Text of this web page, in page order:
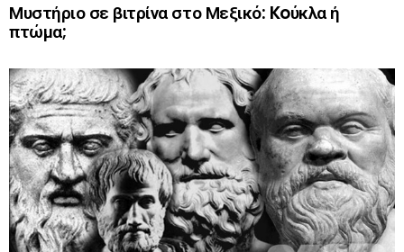
Μυστήριο σε βιτρίνα στο Μεξικό: Koύκλα ή
πτώμα;